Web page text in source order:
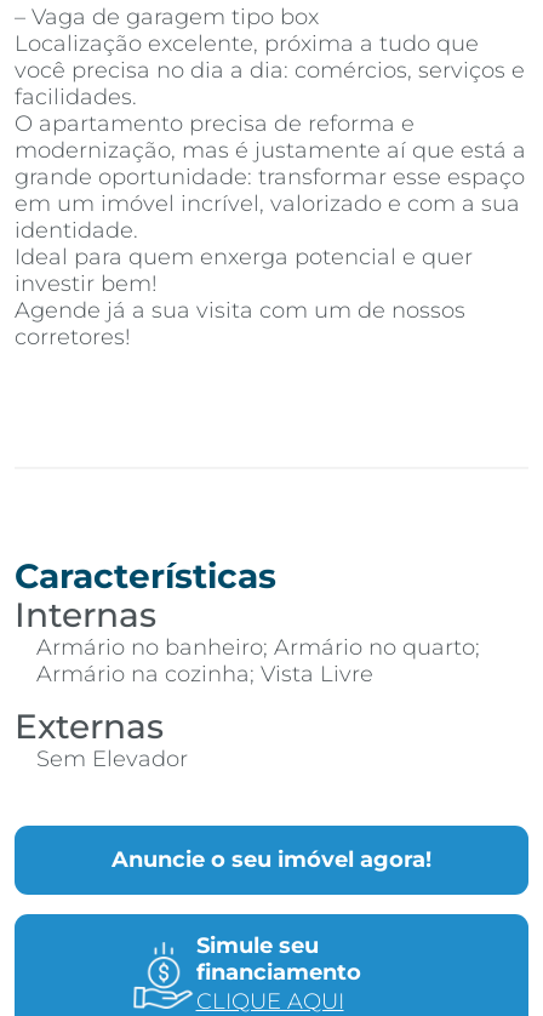
– Vaga de garagem tipo box
Localização excelente, próxima a tudo que
você precisa no dia a dia: comércios, serviços e
facilidades.
O apartamento precisa de reforma e
modernização, mas é justamente aí que está a
grande oportunidade: transformar esse espaço
em um imóvel incrível, valorizado e com a sua
identidade.
Ideal para quem enxerga potencial e quer
investir bem!
Agende já a sua visita com um de nossos
corretores!
Anuncie o seu imóvel agora!
Simule seu
financiamento
CLIQUE AQUI
Características
Internas
Armário no banheiro; Armário no quarto;
Armário na cozinha; Vista Livre
Externas
Sem Elevador